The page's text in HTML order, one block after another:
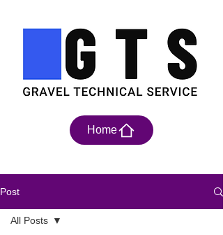
Home
Post
All Posts